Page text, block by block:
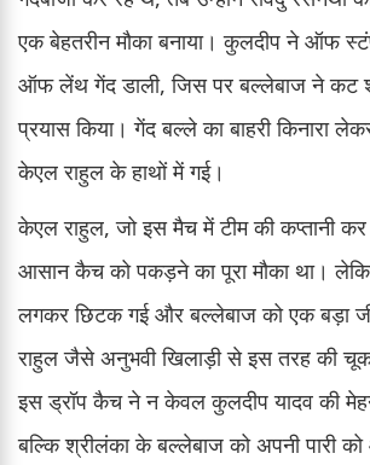
एक बेहतरीन मौका बनाया। कुलदीप ने ऑफ
ऑफ लेंथ गेंद डाली, जिस पर बल्लेबाज ने कट
प्रयास किया। गेंद बल्ले का बाहरी किनारा
केएल राहुल के हाथों में गई।
केएल राहुल, जो इस मैच में टीम की कप्तानी
आसान कैच को पकड़ने का पूरा मौका था।
लगकर छिटक गई और बल्लेबाज को एक बड़ा
राहुल जैसे अनुभवी खिलाड़ी से इस तरह की चूक
इस ड्रॉप कैच ने न केवल कुलदीप यादव की
बल्कि श्रीलंका के बल्लेबाज को अपनी पारी